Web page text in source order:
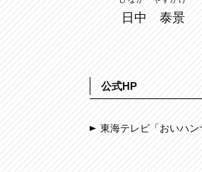
日中 泰景
公式HP
東海テレビ「おいハ